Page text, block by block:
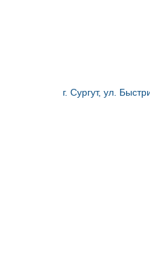
г. Сургут, ул.